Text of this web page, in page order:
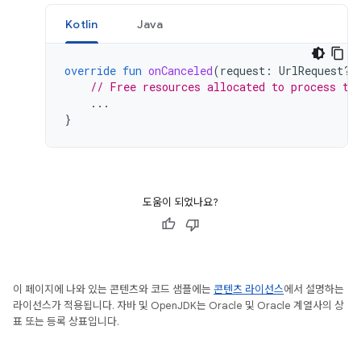
Kotlin Java
override fun onCanceled(request : UrlRequest?,
// Free resources allocated to process
...
}
도움이 되었나요?
이 페이지에 나와 있는 콘텐츠와 코드 샘플에는 콘텐츠 라이선스에서 설명하는
라이선스가 적용됩니다. 자바 및 OpenJDK는 Oracle 및 Oracle 계열사의 상
표 또는 등록 상표입니다.